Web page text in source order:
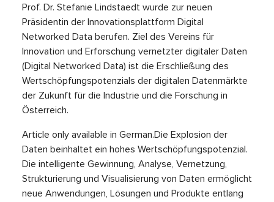
Prof. Dr. Stefanie Lindstaedt wurde zur neuen
Präsidentin der Innovationsplattform Digital
Networked Data berufen. Ziel des Vereins für
Innovation und Erforschung vernetzter digitaler Daten
(Digital Networked Data) ist die Erschließung des
Wertschöpfungspotenzials der digitalen Datenmärkte
der Zukunft für die Industrie und die Forschung in
Österreich.
Article only available in German.Die Explosion der
Daten beinhaltet ein hohes Wertschöpfungspotenzial.
Die intelligente Gewinnung, Analyse, Vernetzung,
Strukturierung und Visualisierung von Daten ermöglicht
neue Anwendungen, Lösungen und Produkte entlang